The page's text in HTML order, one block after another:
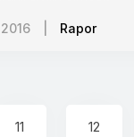
Rapor
11 12